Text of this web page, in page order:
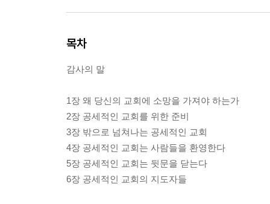
목차
감사의 말
1장 왜 당신의 교회에 소망을 가져야 하는가
2장 공세적인 교회를 위한 준비
3장 밖으로 넘쳐나는 공세적인 교회
4장 공세적인 교회는 사람들을 환영한다
5장 공세적인 교회는 뒷문을 닫는다
6장 공세적인 교회의 지도자들